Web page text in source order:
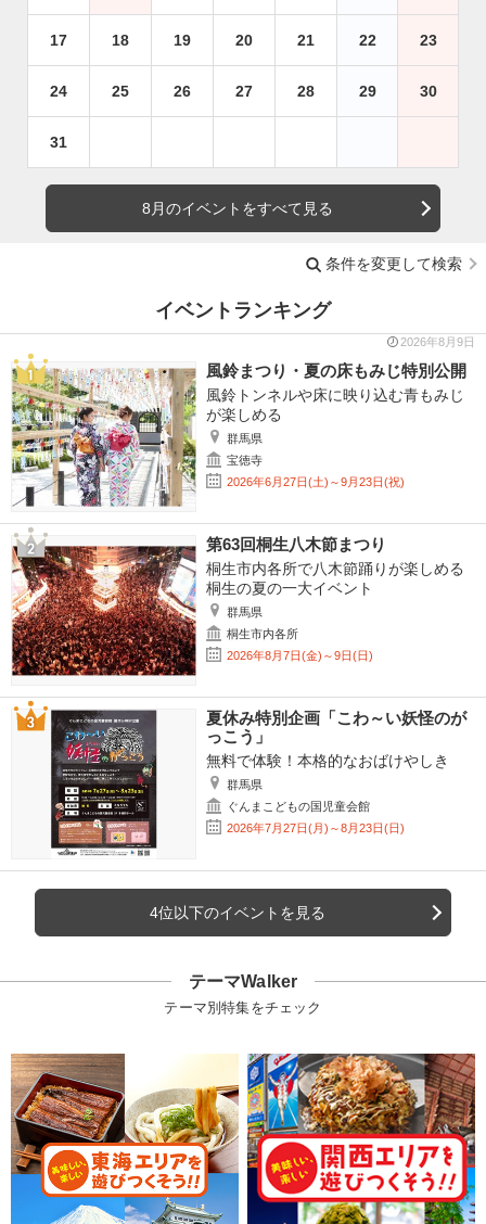
17 18 19 20 21 22 23
24 25 26 27 28 29 30
31
8月のイベントをすべて見る
条件を変更して検索
イベントランキング
2026年8月9日
風鈴まつり・夏の床もみじ特別公開
風鈴トンネルや床に映り込む青もみじ
が楽しめる
群馬県
宝徳寺
2026年6月27日(土)～9月23日(祝)
第63回桐生八木節まつり
桐生市内各所で八木節踊りが楽しめる
桐生の夏の一大イベント
群馬県
桐生市内各所
2026年8月7日(金)～9日(日)
夏休み特別企画「こわ～い妖怪のが
っこう」
無料で体験！本格的なおばけやしき
群馬県
ぐんまこどもの国児童会館
2026年7月27日(月)～8月23日(日)
4位以下のイベントを見る
テーマWalker
テーマ別特集をチェック